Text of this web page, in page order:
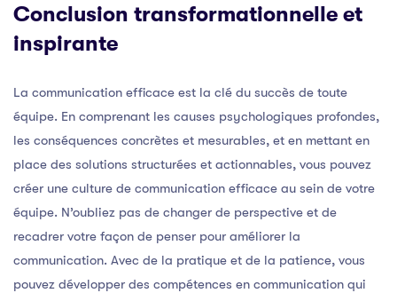
Conclusion transformationnelle et
inspirante
La communication efficace est la clé du succès de toute
équipe. En comprenant les causes psychologiques profondes,
les conséquences concrètes et mesurables, et en mettant en
place des solutions structurées et actionnables, vous pouvez
créer une culture de communication efficace au sein de votre
équipe. N’oubliez pas de changer de perspective et de
recadrer votre façon de penser pour améliorer la
communication. Avec de la pratique et de la patience, vous
pouvez développer des compétences en communication qui